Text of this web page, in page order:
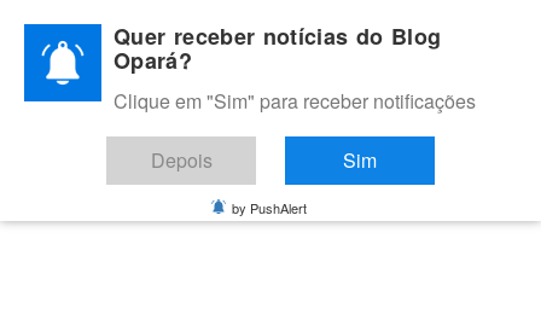
content
BLOG OPARÁ
Melhores notícias de Juazeiro, Petrolina e do Vale do São
Francisco
Quer receber notícias do Blog
Opará?
Clique em "Sim" para receber notificações
Depois Sim
by PushAlert